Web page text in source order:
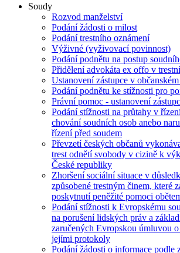
Soudy
Rozvod manželství
Podání žádosti o milost
Podání trestního oznámení
Výživné (vyživovací povinnost)
Podání podnětu na postup
Přidělení advokáta ex offo v
Ustanovení zástupce v
Podání podnětu ke stížnosti pro
Právní pomoc - ustanovení
Podání stížnosti na průtahy v
chování soudních osob anebo
řízení před soudem
Převzetí českých občanů
trest odnětí svobody v cizině k
České republiky
Zhoršení sociální situace v
způsobené trestným činem, které
poskytnutí peněžité pomoci
Podání stížnosti k Evropskému
na porušení lidských práv a
zaručených Evropskou úmluvou
jejími protokoly
Podání žádosti o informace podle